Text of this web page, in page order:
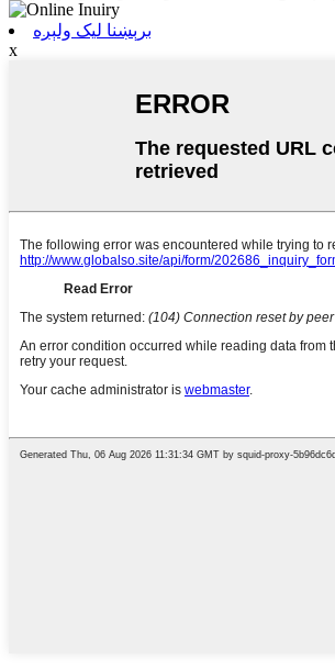
برېښنا لیک ولېږه
x